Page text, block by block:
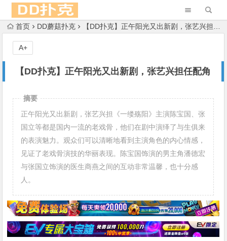
首页 DD蘑菇扑克 【DD扑克】正午阳光又出新剧，张艺兴担任配角
【DD扑克】正午阳光又出新剧，张艺兴担任配角
A+
摘要
正午阳光又出新剧，张艺兴担《一缕殇阳》主演陈宝国、张
国立等都是国内一流的老戏骨，他们在剧中演绎了与生俱来
的表演魅力。观众们可以清晰地看到主演角色的内心情感，
见证了老戏骨演技的华丽表现。陈宝国饰演的男主角潘德宏
与张国立饰演的医生商燕之间的互动非常温馨，也十分感
人。